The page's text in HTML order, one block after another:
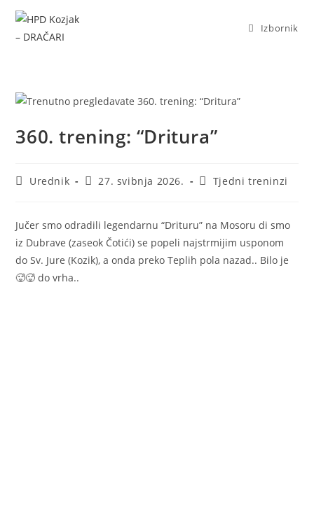
Izbornik
360. trening: “Dritura”
Urednik 27. svibnja 2026. Tjedni treninzi
Jučer smo odradili legendarnu “Drituru” na Mosoru di smo
iz Dubrave (zaseok Čotići) se popeli najstrmijim usponom
do Sv. Jure (Kozik), a onda preko Teplih pola nazad.. Bilo je
🥵🥵 do vrha..